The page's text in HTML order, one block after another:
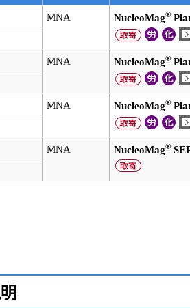
MNA NucleoMag®
MNA NucleoMag®
MNA NucleoMag®
MNA NucleoMag®